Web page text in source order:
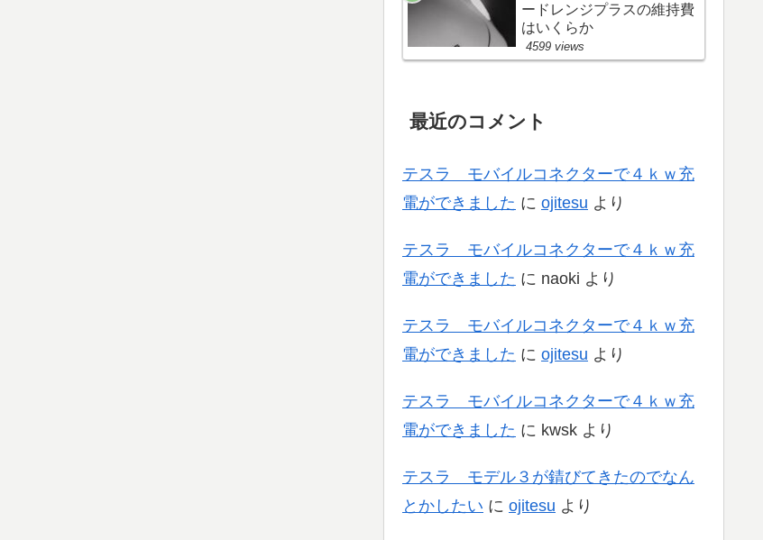
ードレンジプラスの維持費
はいくらか
4599 views
最近のコメント
テスラ モバイルコネクターで４ｋｗ充
電ができました に ojitesu より
テスラ モバイルコネクターで４ｋｗ充
電ができました に naoki より
テスラ モバイルコネクターで４ｋｗ充
電ができました に ojitesu より
テスラ モバイルコネクターで４ｋｗ充
電ができました に kwsk より
テスラ モデル３が錆びてきたのでなん
とかしたい に ojitesu より